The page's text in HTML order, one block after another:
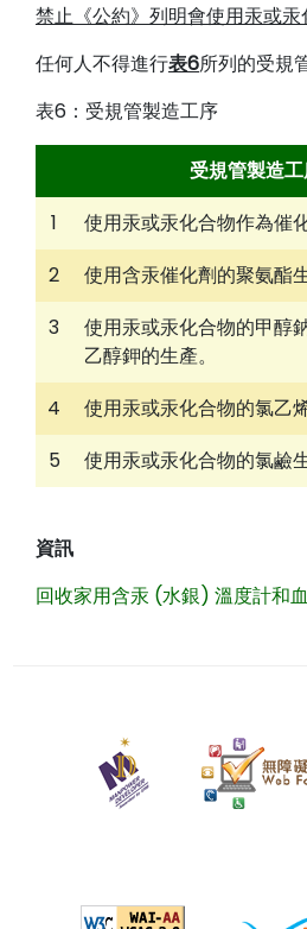
禁止《公約》列明會使用汞或
任何人不得進行表6所列的受規
表6：受規管製造工序
受規管製造
1
使用汞或汞化合物作為催
2
使用含汞催化劑的聚氨酯生
3
使用汞或汞化合物的甲醇
乙醇鉀的生產。
4
使用汞或汞化合物的氯乙
5
使用汞或汞化合物的氯鹼生
資訊
回收家用含汞 (水銀) 溫度計和